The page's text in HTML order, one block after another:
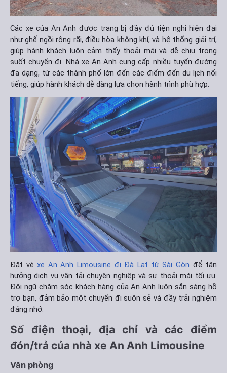
Các xe của An Anh được trang bị đầy đủ tiện nghi hiện đại
như ghế ngồi rộng rãi, điều hòa không khí, và hệ thống giải trí,
giúp hành khách luôn cảm thấy thoải mái và dễ chịu trong
suốt chuyến đi. Nhà xe An Anh cung cấp nhiều tuyến đường
đa dạng, từ các thành phố lớn đến các điểm đến du lịch nổi
tiếng, giúp hành khách dễ dàng lựa chọn hành trình phù hợp.
Đặt vé xe An Anh Limousine đi Đà Lạt từ Sài Gòn để tận
hưởng dịch vụ vận tải chuyên nghiệp và sự thoải mái tối ưu.
Đội ngũ chăm sóc khách hàng của An Anh luôn sẵn sàng hỗ
trợ bạn, đảm bảo một chuyến đi suôn sẻ và đầy trải nghiệm
đáng nhớ.
Số điện thoại, địa chỉ và các điểm
đón/trả của nhà xe An Anh Limousine
Văn phòng